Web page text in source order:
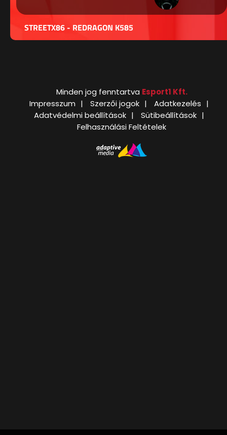
STREETX86 - REDRAGON K585
Minden jog fenntartva Esport1 Kft.
Impresszum
Szerzői jogok
Adatkezelés
Adatvédelmi beállítások
Sütibeállítások
Felhasználási Feltételek